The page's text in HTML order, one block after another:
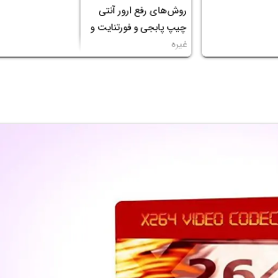
روش‌های رفع ارور آنتی
چیپ پابجی و فورتنایت و
غیره